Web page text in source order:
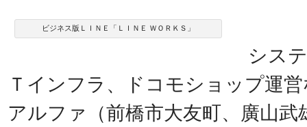
ビジネス版ＬＩＮＥ「ＬＩＮＥ ＷＯＲＫＳ」
システ
Ｔインフラ、ドコモショップ運
アルファ（前橋市大友町、廣山